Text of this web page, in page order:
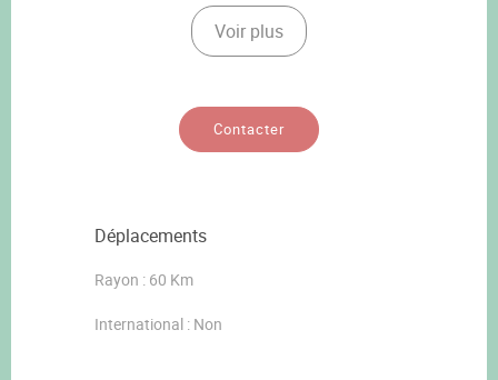
Voir plus
Contacter
Déplacements
Rayon : 60 Km
International : Non